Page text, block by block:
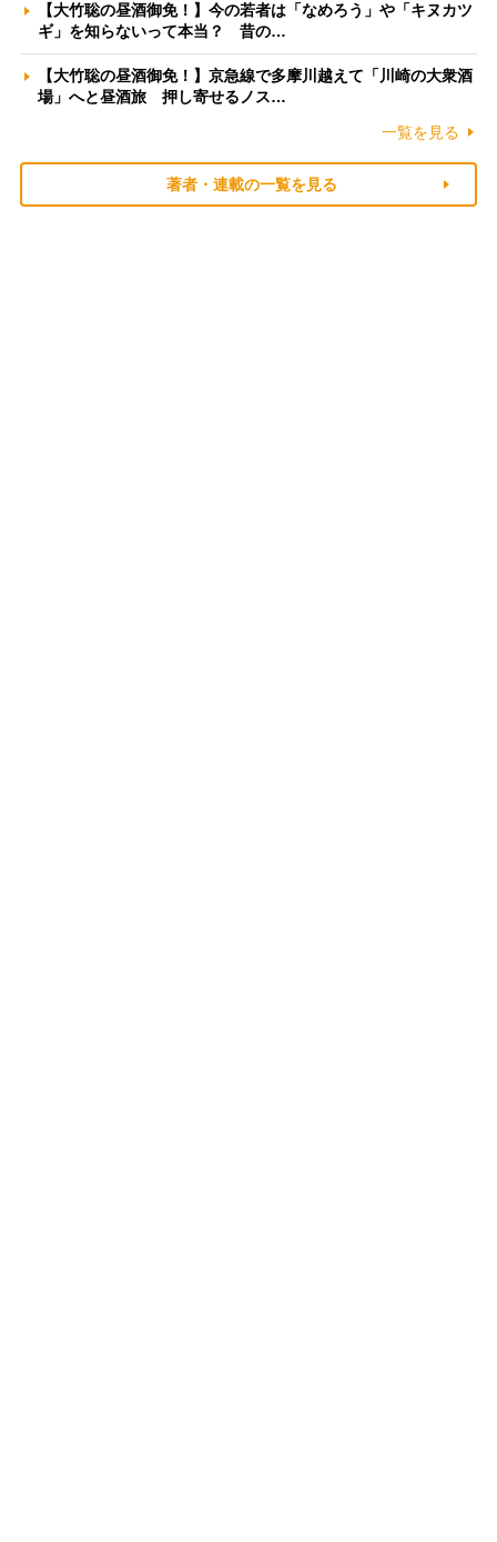
【大竹聡の昼酒御免！】今の若者は「なめろう」や「キヌカツ
ギ」を知らないって本当？ 昔の…
【大竹聡の昼酒御免！】京急線で多摩川越えて「川崎の大衆酒
場」へと昼酒旅 押し寄せるノス…
一覧を見る
著者・連載の一覧を見る